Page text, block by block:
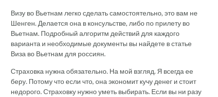
Визу во Вьетнам легко сделать самостоятельно, это вам не
Шенген. Делается она в консульстве, либо по прилету во
Вьетнам. Подробный алгоритм действий для каждого
варианта и необходимые документы вы найдете в статье
Виза во Вьетнам для россиян.
Страховка нужна обязательно. На мой взгляд. Я всегда ее
беру. Потому что если что, она экономит кучу денег и стоит
недорого. Страховку нужно уметь выбирать. Если вы ни разу